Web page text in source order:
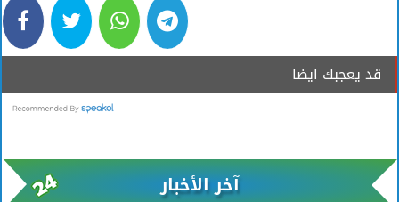
قد يعجبك ايضا
آخر الأخبار